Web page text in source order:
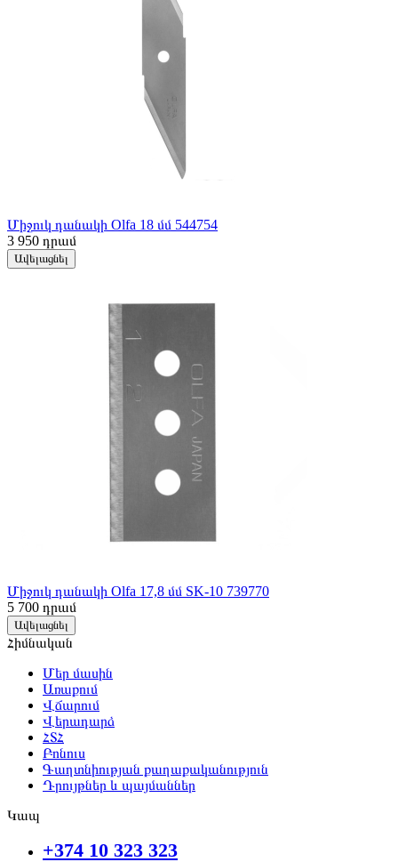
Միջուկ դանակի Olfa 18 մմ 544754
3 950 դրամ
Ավելացնել
Միջուկ դանակի Olfa 17,8 մմ SK-10 739770
5 700 դրամ
Ավելացնել
Հիմնական
Մեր մասին
Առաքում
Վճարում
Վերադարձ
ՀՏՀ
Բոնուս
Գաղտնիության քաղաքականություն
Դրույթներ և պայմաններ
Կապ
+374 10 323 323